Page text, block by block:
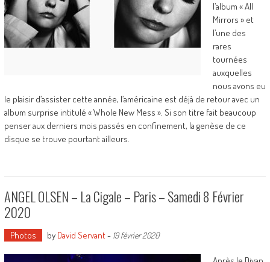
l’album « All
Mirrors » et
l’une des
rares
tournées
auxquelles
nous avons eu
le plaisir d’assister cette année, l’américaine est déjà de retour avec un
album surprise intitulé « Whole New Mess ». Si son titre fait beaucoup
penser aux derniers mois passés en confinement, la genèse de ce
disque se trouve pourtant ailleurs.
ANGEL OLSEN – La Cigale – Paris – Samedi 8 Février
2020
Photos by David Servant- 19 février 2020